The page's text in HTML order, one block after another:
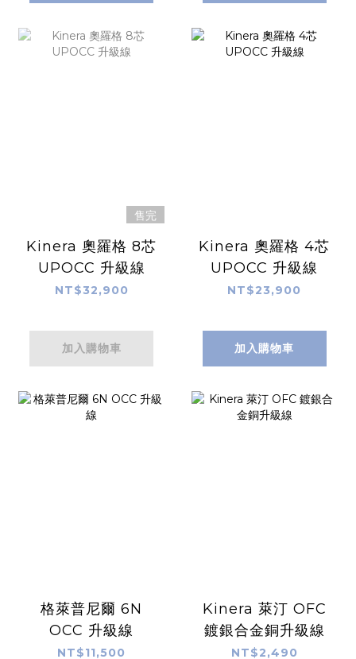
售完
Kinera 奧羅格 8芯
UPOCC 升級線
NT$32,900
加入購物車
Kinera 奧羅格 4芯
UPOCC 升級線
NT$23,900
加入購物車
格萊普尼爾 6N
OCC 升級線
NT$11,500
Kinera 萊汀 OFC
鍍銀合金銅升級線
NT$2,490